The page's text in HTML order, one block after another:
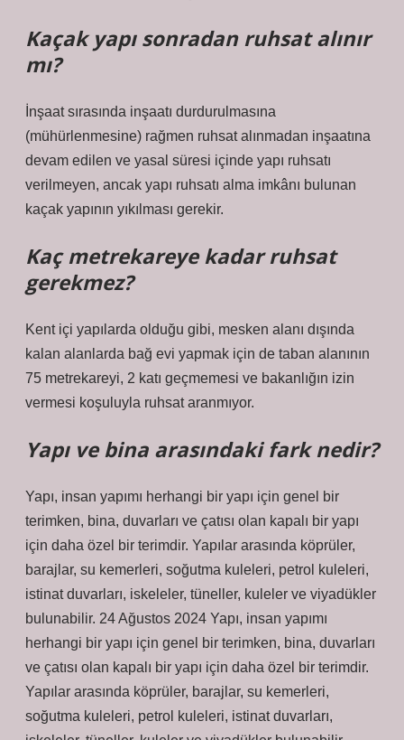
Kaçak yapı sonradan ruhsat alınır
mı?
İnşaat sırasında inşaatı durdurulmasına
(mühürlenmesine) rağmen ruhsat alınmadan inşaatına
devam edilen ve yasal süresi içinde yapı ruhsatı
verilmeyen, ancak yapı ruhsatı alma imkânı bulunan
kaçak yapının yıkılması gerekir.
Kaç metrekareye kadar ruhsat
gerekmez?
Kent içi yapılarda olduğu gibi, mesken alanı dışında
kalan alanlarda bağ evi yapmak için de taban alanının
75 metrekareyi, 2 katı geçmemesi ve bakanlığın izin
vermesi koşuluyla ruhsat aranmıyor.
Yapı ve bina arasındaki fark nedir?
Yapı, insan yapımı herhangi bir yapı için genel bir
terimken, bina, duvarları ve çatısı olan kapalı bir yapı
için daha özel bir terimdir. Yapılar arasında köprüler,
barajlar, su kemerleri, soğutma kuleleri, petrol kuleleri,
istinat duvarları, iskeleler, tüneller, kuleler ve viyadükler
bulunabilir. 24 Ağustos 2024 Yapı, insan yapımı
herhangi bir yapı için genel bir terimken, bina, duvarları
ve çatısı olan kapalı bir yapı için daha özel bir terimdir.
Yapılar arasında köprüler, barajlar, su kemerleri,
soğutma kuleleri, petrol kuleleri, istinat duvarları,